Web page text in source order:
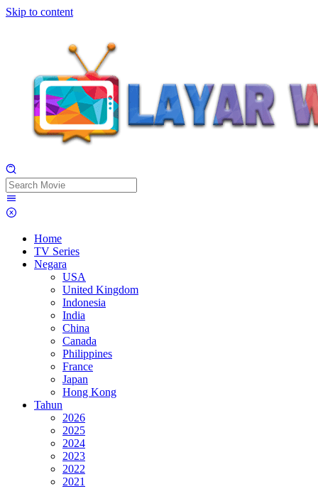
Skip to content
Home
TV Series
Negara
USA
United Kingdom
Indonesia
India
China
Canada
Philippines
France
Japan
Hong Kong
Tahun
2026
2025
2024
2023
2022
2021